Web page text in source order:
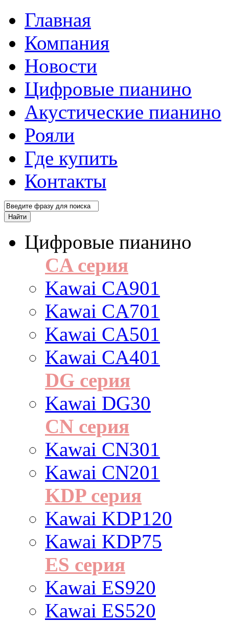
Главная
Компания
Новости
Цифровые пианино
Акустические пианино
Рояли
Где купить
Контакты
Цифровые пианино
CA серия
Kawai CA901
Kawai CA701
Kawai CA501
Kawai CA401
DG серия
Kawai DG30
CN серия
Kawai CN301
Kawai CN201
KDP серия
Kawai KDP120
Kawai KDP75
ES cерия
Kawai ES920
Kawai ES520